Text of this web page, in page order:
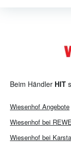
Beim Händler HIT
Wiesenhof Angebote
Wiesenhof bei
Wiesenhof bei